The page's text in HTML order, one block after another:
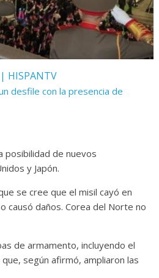
HISPANTV
desfile con la presencia de
posibilidad de nuevos
y Japón.
se cree que el misil cayó en
causó daños. Corea del Norte no
de armamento, incluyendo el
según afirmó, ampliaron las
Cuento de hadas
interclasista en la alta
burguesía mexicana